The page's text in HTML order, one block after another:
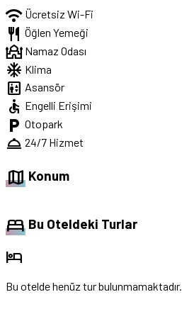
wifi Ücretsiz Wi-Fi
restaurant Öğlen Yemeği
mosque Namaz Odası
ac_unit Klima
elevator Asansör
accessible Engelli Erişimi
local_parking Otopark
room_service 24/7 Hizmet
map Konum
bed Bu Oteldeki Turlar
hotel
Bu otelde henüz tur bulunmamaktadır.